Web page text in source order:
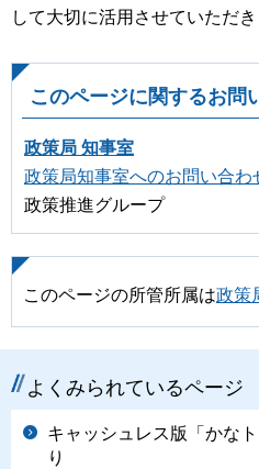
して大切に活用させていただき
このページに関するお問
政策局 知事室
政策局知事室へのお問い合わ
政策推進グループ
このページの所管所属は政策
よくみられているページ
キャッシュレス版「かな
り